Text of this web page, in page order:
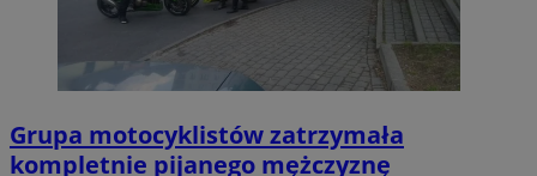
Grupa motocyklistów zatrzymała
kompletnie pijanego mężczyznę